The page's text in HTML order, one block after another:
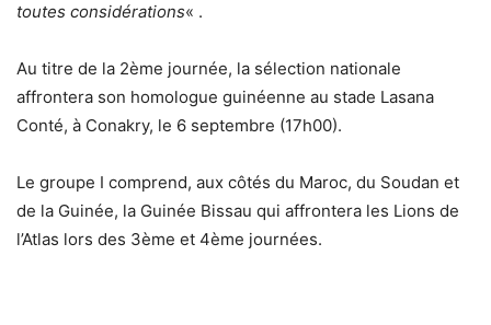
toutes considérations« .
Au titre de la 2ème journée, la sélection nationale
affrontera son homologue guinéenne au stade Lasana
Conté, à Conakry, le 6 septembre (17h00).
Le groupe I comprend, aux côtés du Maroc, du Soudan et
de la Guinée, la Guinée Bissau qui affrontera les Lions de
l’Atlas lors des 3ème et 4ème journées.